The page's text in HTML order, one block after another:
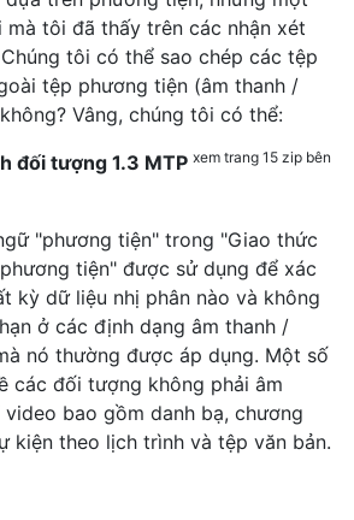
mà tôi đã thấy trên các nhận xét
tôi có thể sao chép các tệp
tệp phương tiện (âm thanh /
Vâng, chúng tôi có thể:
đối tượng 1.3 MTP xem trang 15 zip bên
"phương tiện" trong "Giao thức
tiện" được sử dụng để xác
kỳ dữ liệu nhị phân nào và không
ở các định dạng âm thanh /
nó thường được áp dụng. Một số
các đối tượng không phải âm
video bao gồm danh bạ, chương
kiện theo lịch trình và tệp văn bản.